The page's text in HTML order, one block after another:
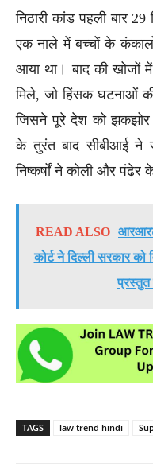
निठारी कांड पहली बार
एक नाले में बच्चों के
आया था। बाद की
मिले, जो हिंसक घटनाओं
जिसने पूरे देश को
के तुरंत बाद सीबीआई
निष्कर्षों ने कोली और
READ ALSO
कोर्ट ने दिल्ली सरकार को
प्रस्तुत
TAGS law trend hindi